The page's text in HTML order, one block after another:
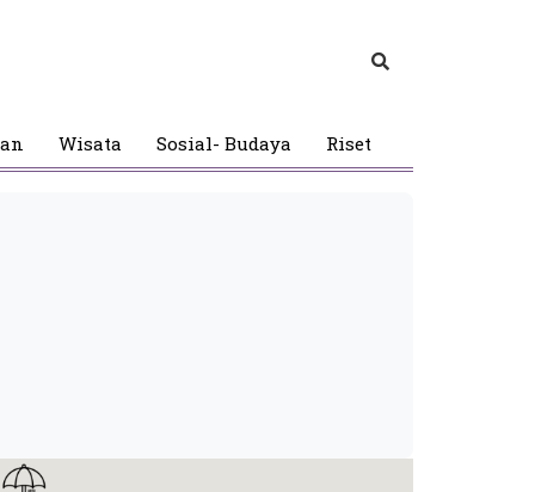
Wisata Sosial- Budaya Riset